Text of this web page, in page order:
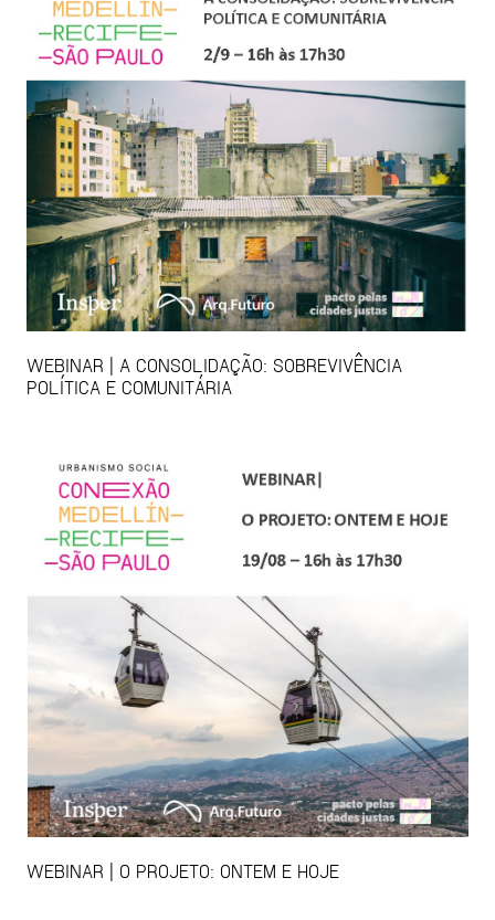
WEBINAR | A CONSOLIDAÇÃO: SOBREVIVÊNCIA
POLÍTICA E COMUNITÁRIA
WEBINAR | O PROJETO: ONTEM E HOJE